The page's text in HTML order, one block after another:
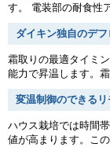
す。 電装部の耐食性
ダイキン独自のデフ
霜取りの最適タイミ
能力で昇温します。
変温制御のできる
ハウス栽培では時間
値が高まります。こ